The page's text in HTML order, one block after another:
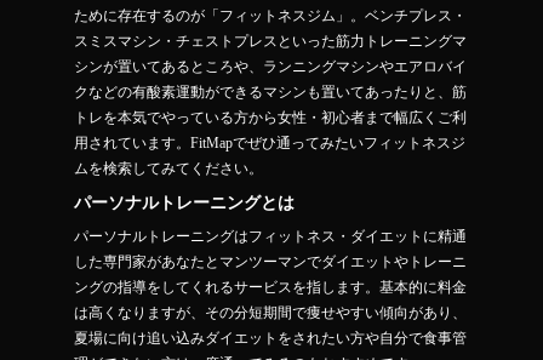
ために存在するのが「フィットネスジム」。ベンチプレス・
スミスマシン・チェストプレスといった筋力トレーニングマ
シンが置いてあるところや、ランニングマシンやエアロバイ
クなどの有酸素運動ができるマシンも置いてあったりと、筋
トレを本気でやっている方から女性・初心者まで幅広くご利
用されています。FitMapでぜひ通ってみたいフィットネスジ
ムを検索してみてください。
パーソナルトレーニングとは
パーソナルトレーニングはフィットネス・ダイエットに精通
した専門家があなたとマンツーマンでダイエットやトレーニ
ングの指導をしてくれるサービスを指します。基本的に料金
は高くなりますが、その分短期間で痩せやすい傾向があり、
夏場に向け追い込みダイエットをされたい方や自分で食事管